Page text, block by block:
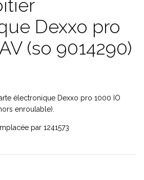
Dexxo pro
(so 9014290)
électronique Dexxo pro 1000 IO
enroulable).
par 1241573